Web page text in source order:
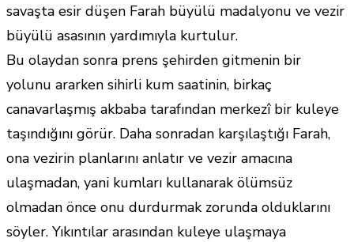
savaşta esir düşen Farah büyülü madalyonu ve vezir
büyülü asasının yardımıyla kurtulur.
Bu olaydan sonra prens şehirden gitmenin bir
yolunu ararken sihirli kum saatinin, birkaç
canavarlaşmış akbaba tarafından merkezî bir kuleye
taşındığını görür. Daha sonradan karşılaştığı Farah,
ona vezirin planlarını anlatır ve vezir amacına
ulaşmadan, yani kumları kullanarak ölümsüz
olmadan önce onu durdurmak zorunda olduklarını
söyler. Yıkıntılar arasından kuleye ulaşmaya